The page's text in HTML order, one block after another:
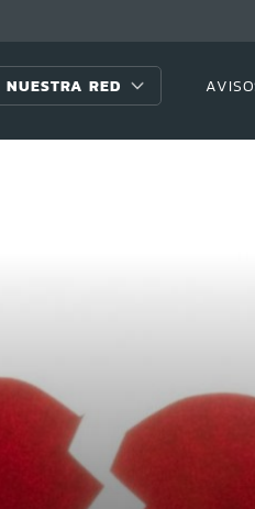
NUESTRA RED